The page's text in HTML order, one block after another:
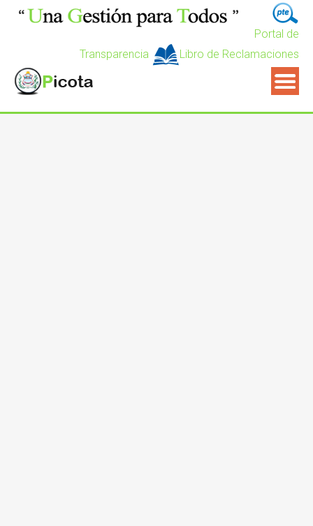
Portal de
Transparencia
Libro de Reclamaciones